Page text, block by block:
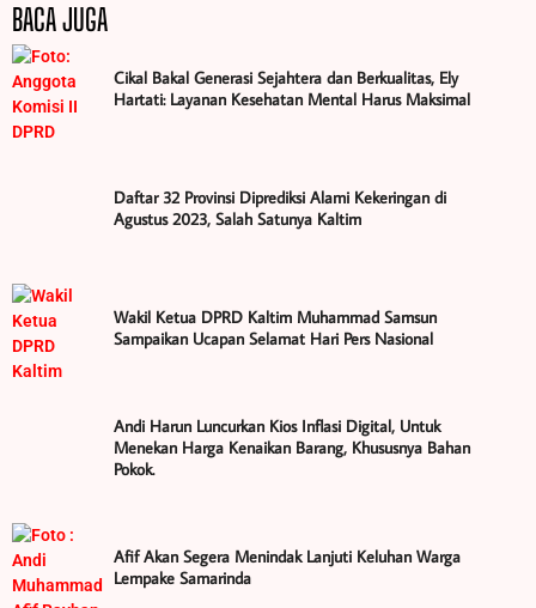
BACA JUGA
Cikal Bakal Generasi Sejahtera dan Berkualitas, Ely
Hartati: Layanan Kesehatan Mental Harus Maksimal
Daftar 32 Provinsi Diprediksi Alami Kekeringan di
Agustus 2023, Salah Satunya Kaltim
Wakil Ketua DPRD Kaltim Muhammad Samsun
Sampaikan Ucapan Selamat Hari Pers Nasional
Andi Harun Luncurkan Kios Inflasi Digital, Untuk
Menekan Harga Kenaikan Barang, Khususnya Bahan
Pokok.
Afif Akan Segera Menindak Lanjuti Keluhan Warga
Lempake Samarinda